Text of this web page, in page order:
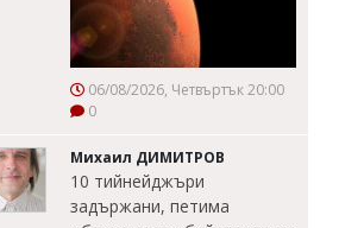
06/08/2026, Четвъртък 20:00
0
Михаил ДИМИТРОВ
10 тийнейджъри
задържани, петима